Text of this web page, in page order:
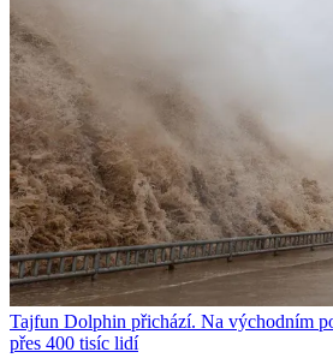
Tajfun Dolphin přichází. Na východním
přes 400 tisíc lidí